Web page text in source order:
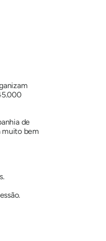
de
muito bem